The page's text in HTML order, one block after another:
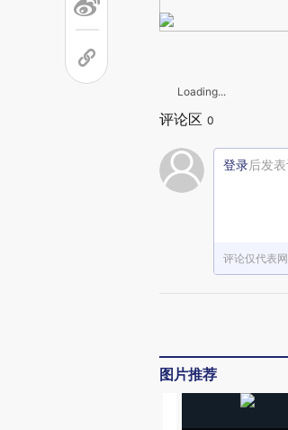
Loading...
评论区 0
登录后发
评论仅代表
图片推荐